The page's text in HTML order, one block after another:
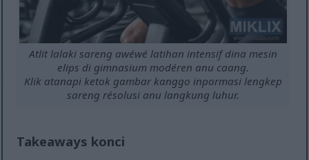
Atlit lalaki sareng awéwé latihan intensif dina mesin
elips di gimnasium modéren anu caang.
Klik atanapi ketok gambar kanggo inpormasi lengkep
sareng résolusi anu langkung luhur.
Takeaways konci